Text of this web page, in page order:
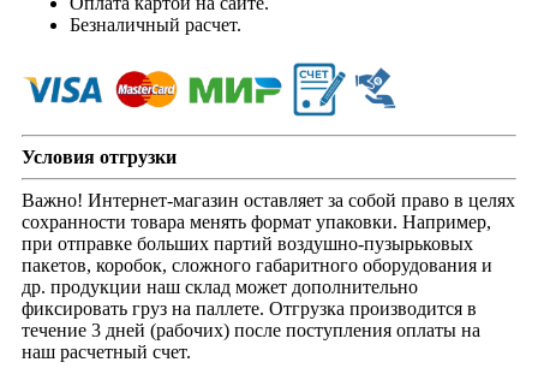
Безналичный расчет.
Условия отгрузки
Важно! Интернет-магазин оставляет за собой право в целях
сохранности товара менять формат упаковки. Например,
при отправке больших партий воздушно-пузырьковых
пакетов, коробок, сложного габаритного оборудования и
др. продукции наш склад может дополнительно
фиксировать груз на паллете. Отгрузка производится в
течение 3 дней (рабочих) после поступления оплаты на
наш расчетный счет.